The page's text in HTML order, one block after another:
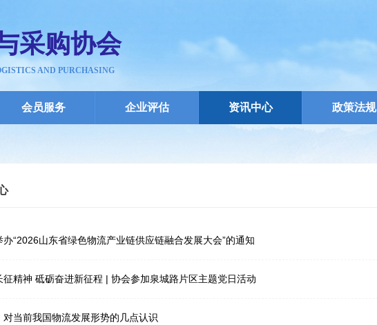
采购协会
AND PURCHASING
会员服务 企业评估 资讯中心 政策法规
办“2026山东省绿色物流产业链供应链融合发展大会”的通知
征精神 砥砺奋进新征程 | 协会参加泉城路片区主题党日活动
对当前我国物流发展形势的几点认识